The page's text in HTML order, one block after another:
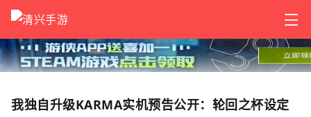
我独自升级KARMA实机预告公开：轮回之杯设定